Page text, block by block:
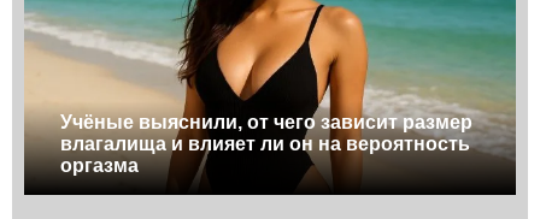
Учёные выяснили, от чего зависит размер
влагалища и влияет ли он на вероятность
оргазма